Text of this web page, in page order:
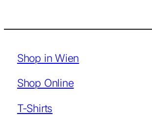
Shop in Wien
Shop Online
T-Shirts